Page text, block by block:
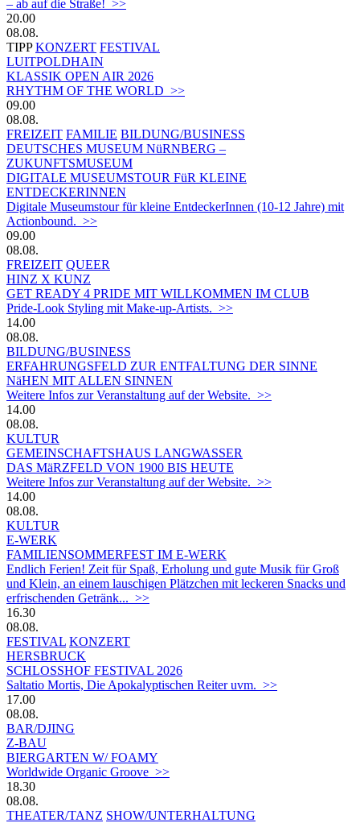
– ab auf die Straße! >>
20.00
08.08.
TIPP KONZERT FESTIVAL
LUITPOLDHAIN
KLASSIK OPEN AIR 2026
RHYTHM OF THE WORLD >>
09.00
08.08.
FREIZEIT FAMILIE BILDUNG/BUSINESS
DEUTSCHES MUSEUM NüRNBERG –
ZUKUNFTSMUSEUM
DIGITALE MUSEUMSTOUR FüR KLEINE
ENTDECKERINNEN
Digitale Museumstour für kleine EntdeckerInnen (10-12 Jahre) mit
Actionbound. >>
09.00
08.08.
FREIZEIT QUEER
HINZ X KUNZ
GET READY 4 PRIDE MIT WILLKOMMEN IM CLUB
Pride-Look Styling mit Make-up-Artists. >>
14.00
08.08.
BILDUNG/BUSINESS
ERFAHRUNGSFELD ZUR ENTFALTUNG DER SINNE
NäHEN MIT ALLEN SINNEN
Weitere Infos zur Veranstaltung auf der Website. >>
14.00
08.08.
KULTUR
GEMEINSCHAFTSHAUS LANGWASSER
DAS MäRZFELD VON 1900 BIS HEUTE
Weitere Infos zur Veranstaltung auf der Website. >>
14.00
08.08.
KULTUR
E-WERK
FAMILIENSOMMERFEST IM E-WERK
Endlich Ferien! Zeit für Spaß, Erholung und gute Musik für Groß
und Klein, an einem lauschigen Plätzchen mit leckeren Snacks und
erfrischenden Getränk... >>
16.30
08.08.
FESTIVAL KONZERT
HERSBRUCK
SCHLOSSHOF FESTIVAL 2026
Saltatio Mortis, Die Apokalyptischen Reiter uvm. >>
17.00
08.08.
BAR/DJING
Z-BAU
BIERGARTEN W/ FOAMY
Worldwide Organic Groove >>
18.30
08.08.
THEATER/TANZ SHOW/UNTERHALTUNG